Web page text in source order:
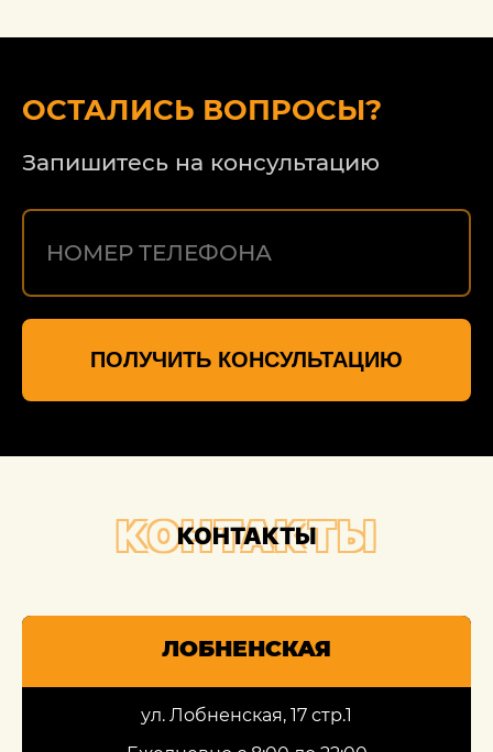
работу, надеюсь на дальнейшее
ОСТАЛИСЬ ВОПРОСЫ?
Запишитесь на консультацию
ПОЛУЧИТЬ КОНСУЛЬТАЦИЮ
КОНТАКТЫ
КОНТАКТЫ
ЛОБНЕНСКАЯ
ул. Лобненская, 17 стр.1